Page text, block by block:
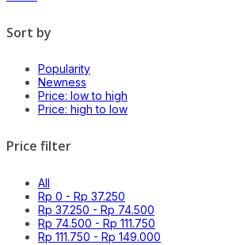
Sort by
Popularity
Newness
Price: low to high
Price: high to low
Price filter
All
Rp 0 - Rp 37.250
Rp 37.250 - Rp 74.500
Rp 74.500 - Rp 111.750
Rp 111.750 - Rp 149.000